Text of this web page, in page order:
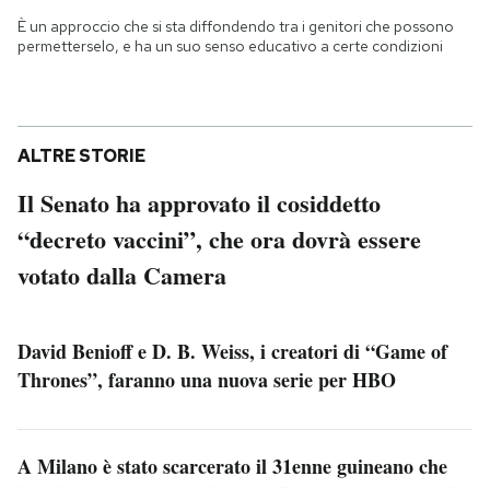
È un approccio che si sta diffondendo tra i genitori che possono
permetterselo, e ha un suo senso educativo a certe condizioni
ALTRE STORIE
Il Senato ha approvato il cosiddetto
“decreto vaccini”, che ora dovrà essere
votato dalla Camera
David Benioff e D. B. Weiss, i creatori di “Game of
Thrones”, faranno una nuova serie per HBO
A Milano è stato scarcerato il 31enne guineano che